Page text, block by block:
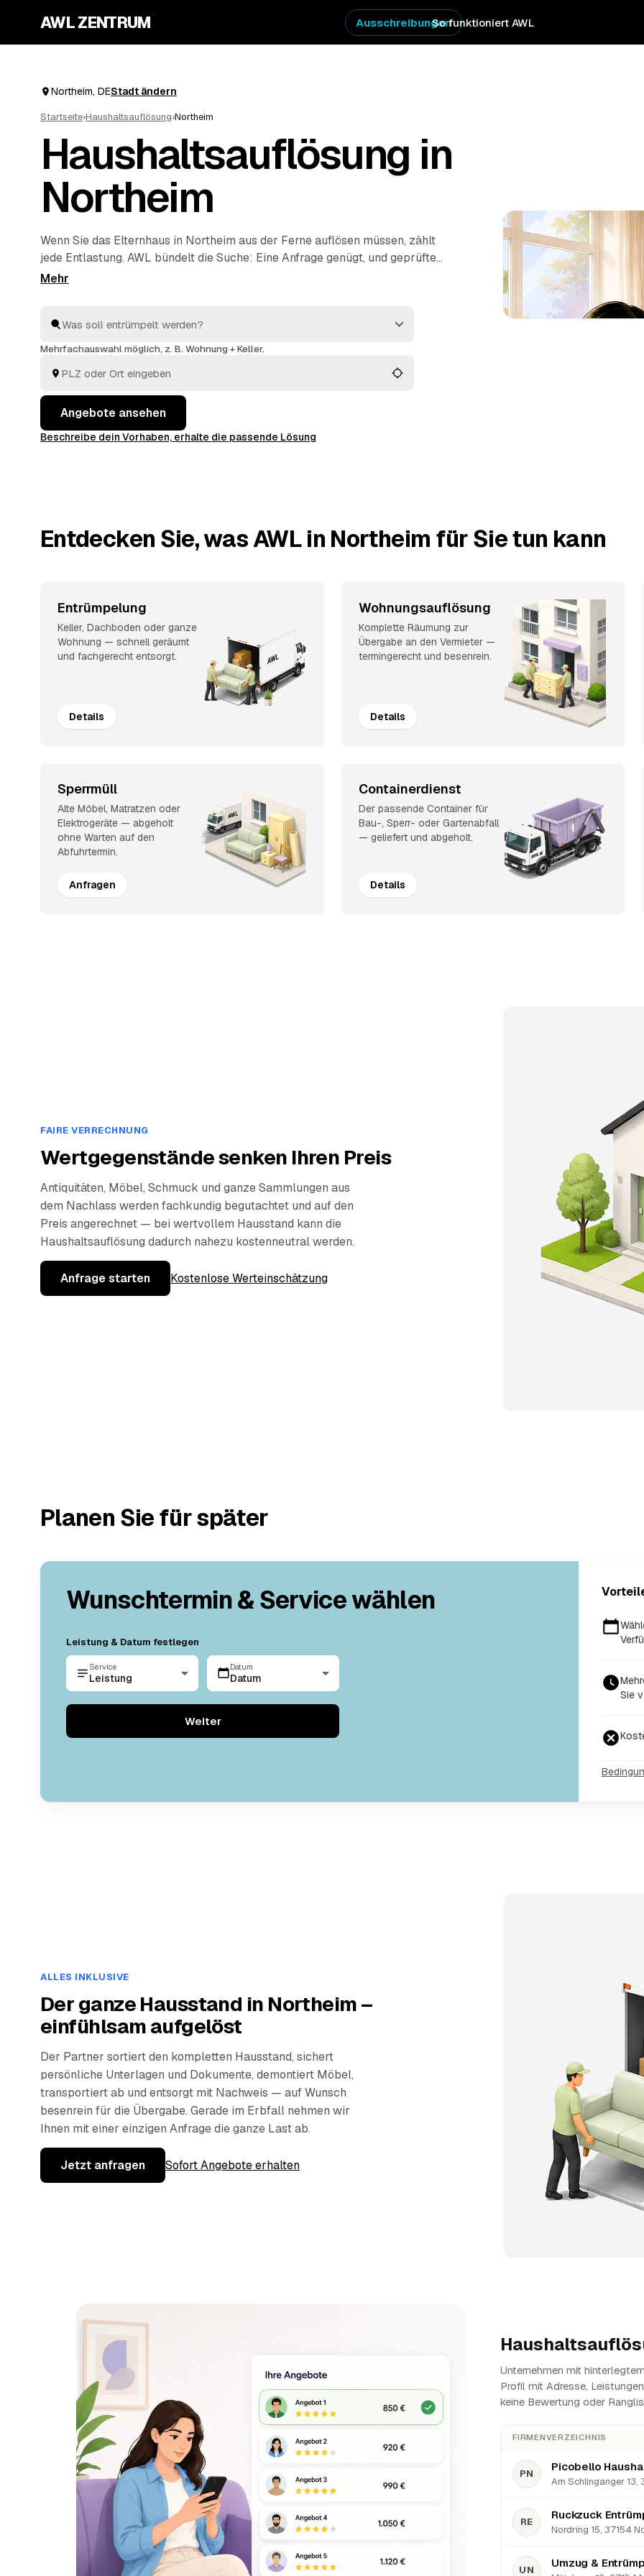
AWL ZENTRUM So funktioniert AWL
Ausschreibungen
Northeim, DEStadt ändern
Startseite›Haushaltsauflösung›Northeim
Haushaltsauflösung in
Northeim
Wenn Sie das Elternhaus in Northeim aus der Ferne auflösen müssen, zählt
jede Entlastung. AWL bündelt die Suche: Eine Anfrage genügt, und geprüfte
Anbieter aus der Region melden sich mit verbindlichen Festpreisen für den
ohne dass Sie vor Ort sein müssen. Die Angebote aus Northeim und
GöttingenundHildesheimvergleichen Sie in Ruhe und geben den Auftrag
Mehrfachauswahl möglich, z. B. Wohnung + Keller.
Angebote ansehen
Beschreibe dein Vorhaben, erhalte die passende Lösung
Entdecken Sie, was AWL in Northeim für Sie tun kann
Entrümpelung
Keller, Dachboden oder ganze
Wohnung — schnell geräumt
und fachgerecht entsorgt.
Details
Wohnungsauflösung
Komplette Räumung zur
Übergabe an den Vermieter —
termingerecht und besenrein.
Details
Sperrmüll
Alte Möbel, Matratzen oder
Elektrogeräte — abgeholt
ohne Warten auf den
Abfuhrtermin.
Anfragen
Containerdienst
Der passende Container für
Bau-, Sperr- oder Gartenabfall
— geliefert und abgeholt.
Details
FAIRE VERRECHNUNG
Wertgegenstände senken Ihren Preis
Antiquitäten, Möbel, Schmuck und ganze Sammlungen aus
dem Nachlass werden fachkundig begutachtet und auf den
Preis angerechnet — bei wertvollem Hausstand kann die
Haushaltsauflösung dadurch nahezu kostenneutral werden.
Anfrage starten Kostenlose Werteinschätzung
Planen Sie für später
Wunschtermin & Service wählen
Leistung & Datum festlegen
Service
Leistung
Datum
Datum
Weiter
Sie
ALLES INKLUSIVE
Der ganze Hausstand in Northeim –
einfühlsam aufgelöst
Der Partner sortiert den kompletten Hausstand, sichert
persönliche Unterlagen und Dokumente, demontiert Möbel,
transportiert ab und entsorgt mit Nachweis — auf Wunsch
besenrein für die Übergabe. Gerade im Erbfall nehmen wir
Ihnen mit einer einzigen Anfrage die ganze Last ab.
Jetzt anfragen Sofort Angebote erhalten
Unternehmen mit
Profil mit Adresse,
keine Bewertung oder
FIRMENVERZEICHNIS
PN
Picobello
Am Schlinganger 13,
RE
Ruckzuck
Nordring 15, 37154
UN
Umzug &